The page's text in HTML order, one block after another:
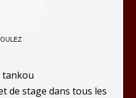
tankou
de stage dans tous les